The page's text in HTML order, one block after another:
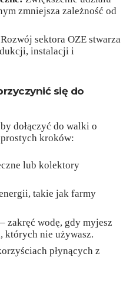
zmniejsza zależność od
Rozwój sektora OZE stwarza
instalacji i
się do
dołączyć do walki o
kroków:
lub kolektory
takie jak farmy
zakręć wodę, gdy myjesz
których nie używasz.
płynących z